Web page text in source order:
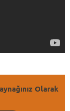
Olarak